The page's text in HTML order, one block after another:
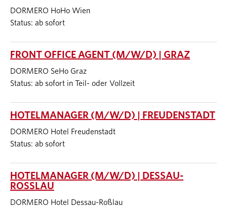
DORMERO HoHo Wien
Status: ab sofort
FRONT OFFICE AGENT (M/W/D) | GRAZ
DORMERO SeHo Graz
Status: ab sofort in Teil- oder Vollzeit
HOTELMANAGER (M/W/D) | FREUDENSTADT
DORMERO Hotel Freudenstadt
Status: ab sofort
HOTELMANAGER (M/W/D) | DESSAU-
ROSSLAU
DORMERO Hotel Dessau-Roßlau